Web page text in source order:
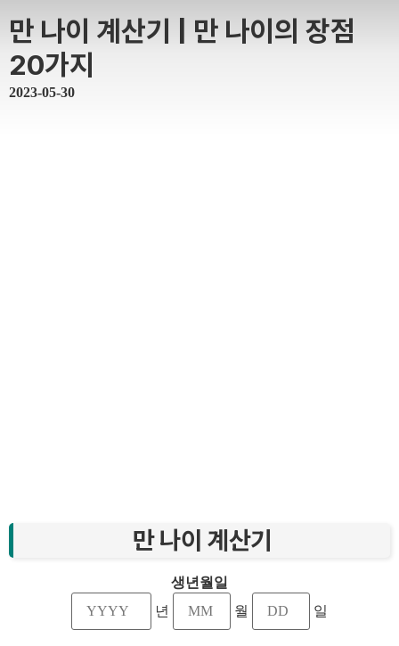
만 나이 계산기 | 만 나이의 장점
20가지
2023-05-30
만 나이 계산기
생년월일
년
월 일